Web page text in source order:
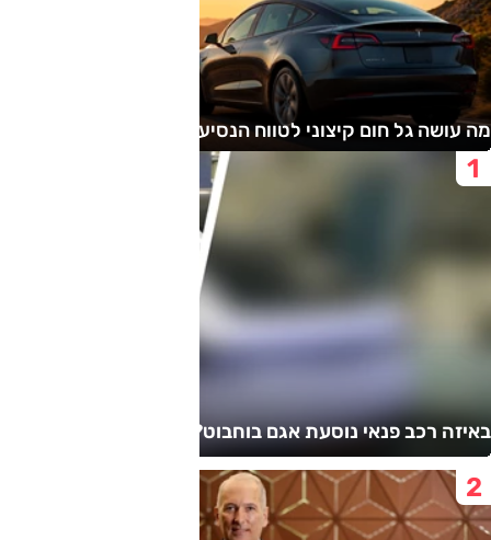
מה עושה גל חום קיצוני לטווח הנסיעה של מכונית חשמלית?
באיזה רכב פנאי נוסעת אגם בוחבוט?